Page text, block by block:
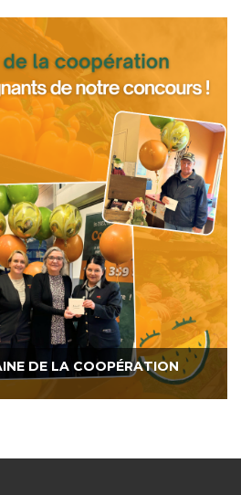
DE LA COOPÉRATION